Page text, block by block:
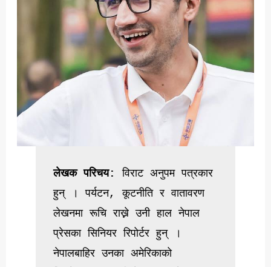
लेखक परिचय:
विराट अनुपम पत्रकार
हुन् । पर्यटन, कूटनीति र वातावरण
लेखनमा रूचि राख्ने उनी हाल नेपाल
प्रेसका सिनियर रिपोर्टर हुन् ।
नेपालबाहिर उनका अमेरिकाको